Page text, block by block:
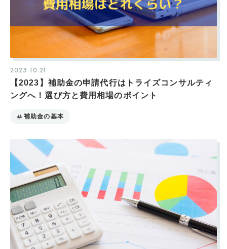
2023.10.21
【2023】補助金の申請代行はトライズコンサルティ
ングへ！選び方と費用相場のポイント
補助金の基本